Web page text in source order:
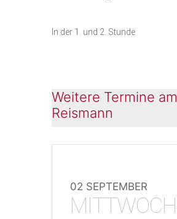
In der 1. und 2. Stunde
Weitere Termine am
Reismann
02 SEPTEMBER
MITTWOCH